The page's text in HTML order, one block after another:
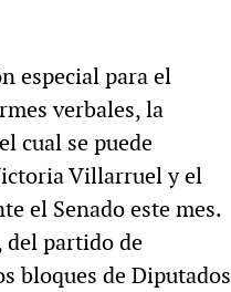
especial para el
verbales, la
cual se puede
Villarruel y el
el Senado este mes.
del partido de
bloques de Diputados